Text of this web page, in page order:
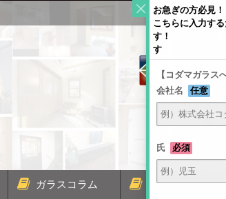
〒581-0054
ガラスコラム ミラーコラム
お急
こちらに入力す
す！ 当日or1
す
【コダマガラ
会社名
任意
氏 必須